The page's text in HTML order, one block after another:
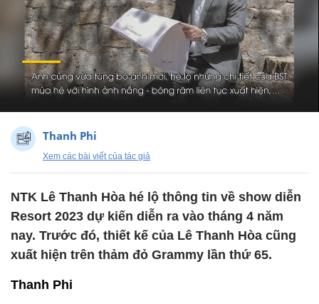
Thanh Phi
Xem các bài viết của tác giả
NTK Lê Thanh Hòa hé lộ thông tin về show diễn
Resort 2023 dự kiến diễn ra vào tháng 4 năm
nay. Trước đó, thiết kế của Lê Thanh Hòa cũng
xuất hiện trên thảm đỏ Grammy lần thứ 65.
Thanh Phi